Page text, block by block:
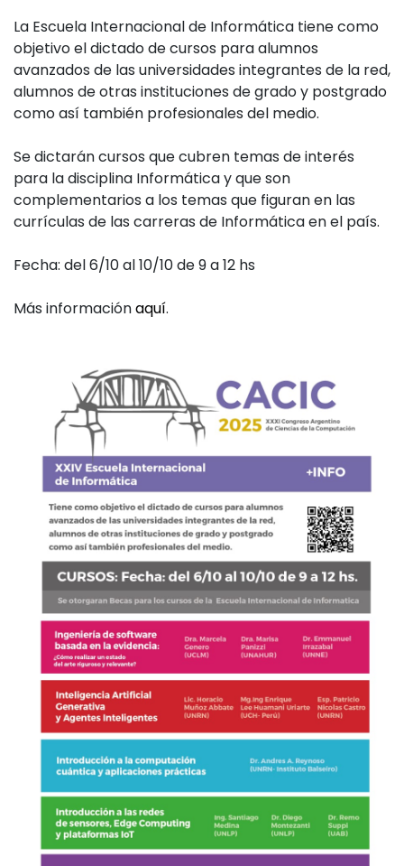
La Escuela Internacional de Informática tiene como
objetivo el dictado de cursos para alumnos
avanzados de las universidades integrantes de la red,
alumnos de otras instituciones de grado y postgrado
como así también profesionales del medio.
Se dictarán cursos que cubren temas de interés
para la disciplina Informática y que son
complementarios a los temas que figuran en las
currículas de las carreras de Informática en el país.
Fecha: del 6/10 al 10/10 de 9 a 12 hs
Más informaciónaquí.